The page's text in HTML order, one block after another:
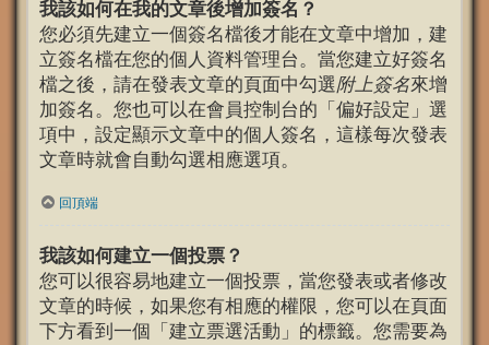
我該如何在我的文章後增加簽名？
您必須先建立一個簽名檔後才能在文章中增加，建
立簽名檔在您的個人資料管理台。當您建立好簽名
檔之後，請在發表文章的頁面中勾選附上簽名來增
加簽名。您也可以在會員控制台的「偏好設定」選
項中，設定顯示文章中的個人簽名，這樣每次發表
文章時就會自動勾選相應選項。
回頂端
我該如何建立一個投票？
您可以很容易地建立一個投票，當您發表或者修改
文章的時候，如果您有相應的權限，您可以在頁面
下方看到一個「建立票選活動」的標籤。您需要為